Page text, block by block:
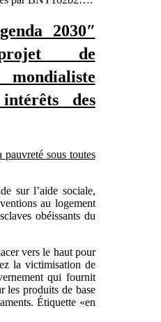
2030″
de
des
sous toutes
sur l’aide sociale,
au logement
obéissants du
vers le haut pour
la victimisation de
qui fournit
les produits de base
Étiquette «en